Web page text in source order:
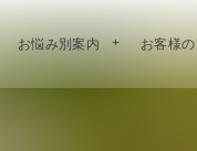
お悩み別案内 お客様